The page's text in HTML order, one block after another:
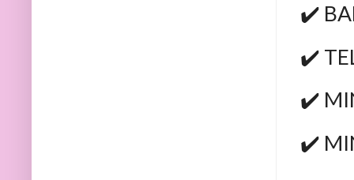
✔️
✔️
✔️
✔️